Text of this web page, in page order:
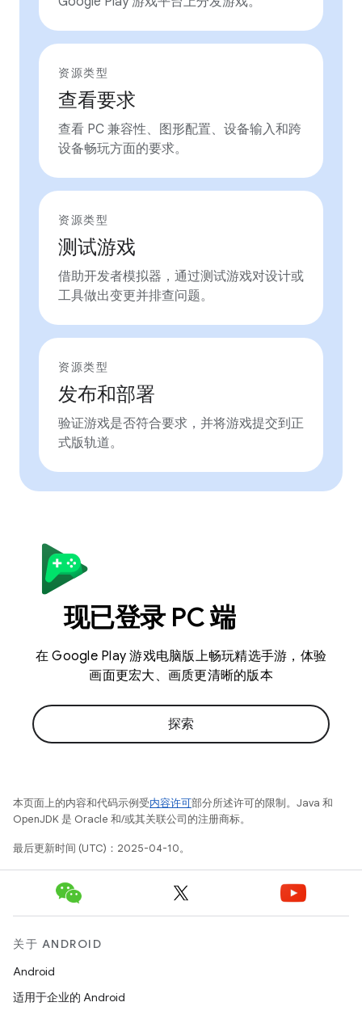
资源类型
查看要求
查看 PC 兼容性、图形配置、设备输入和跨
设备畅玩方面的要求。
资源类型
测试游戏
借助开发者模拟器，通过测试游戏对设计或
工具做出变更并排查问题。
资源类型
发布和部署
验证游戏是否符合要求，并将游戏提交到正
式版轨道。
现已登录 PC 端
在 Google Play 游戏电脑版上畅玩精选手游，体验
画面更宏大、画质更清晰的版本
探索
本页面上的内容和代码示例受内容许可部分所述许可的限制。Java 和
OpenJDK 是 Oracle 和/或其关联公司的注册商标。
最后更新时间 (UTC)：2025-04-10。
关于 ANDROID
Android
适用于企业的 Android